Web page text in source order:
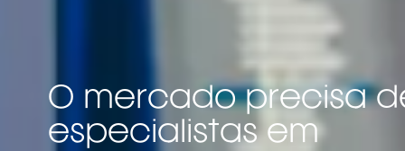
O mercado precisa
especialistas em